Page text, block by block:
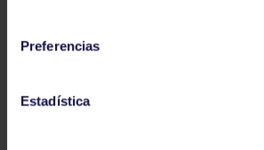
Preferencias
Estadística
Baloncesto